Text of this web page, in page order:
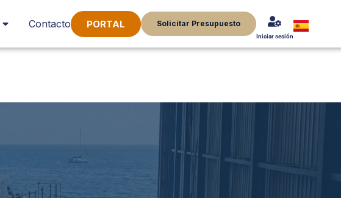
Contacto PORTAL Solicitar Presupuesto
Iniciar sesión